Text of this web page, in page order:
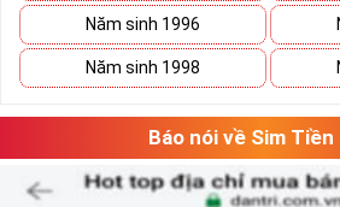
Xã Kho Sim Số Đẹp
Có thể bạn sẽ tiết kiệm được ngân
Hãy lưu giữ nó lại và tiếp tục ngắm
đẹp khác. Khi đã có cái nhìn tổng
vài dãy số ưng ý, việc tiếp theo của
Năm sinh 1996
Năm sinh 1998
Báo nói về Sim Tiền